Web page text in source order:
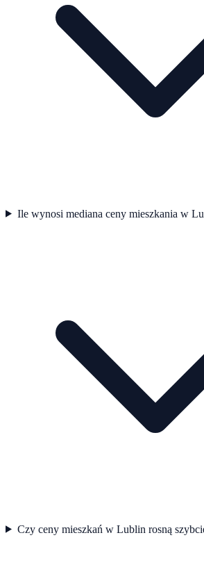
Ile wynosi mediana ceny mieszkania w
Czy ceny mieszkań w Lublin rosną